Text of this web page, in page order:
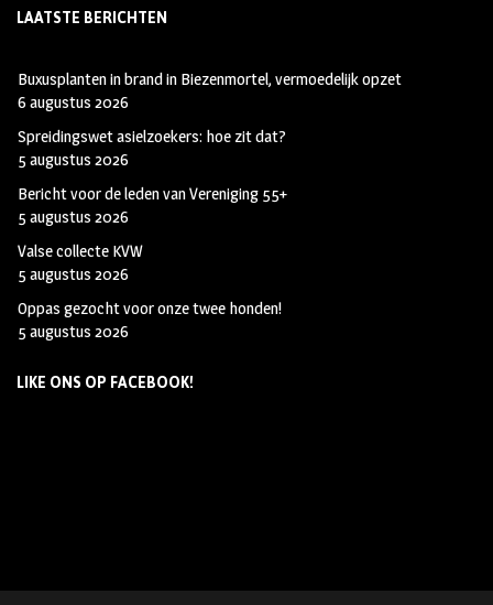
LAATSTE BERICHTEN
Buxusplanten in brand in Biezenmortel, vermoedelijk opzet
6 augustus 2026
Spreidingswet asielzoekers: hoe zit dat?
5 augustus 2026
Bericht voor de leden van Vereniging 55+
5 augustus 2026
Valse collecte KVW
5 augustus 2026
Oppas gezocht voor onze twee honden!
5 augustus 2026
LIKE ONS OP FACEBOOK!